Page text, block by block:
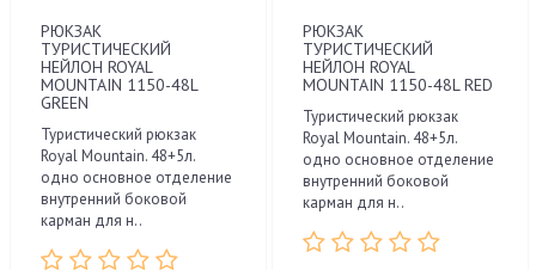
РЮКЗАК
ТУРИСТИЧЕСКИЙ
НЕЙЛОН ROYAL
MOUNTAIN 1150-48L
GREEN
Туристический рюкзак
Royal Mountain. 48+5л.
одно основное отделение
внутренний боковой
карман для н..
РЮКЗАК
ТУРИСТИЧЕСКИЙ
НЕЙЛОН ROYAL
MOUNTAIN 1150-48L RED
Туристический рюкзак
Royal Mountain. 48+5л.
одно основное отделение
внутренний боковой
карман для н..